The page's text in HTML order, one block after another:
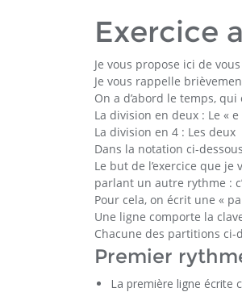
Exercice
Je vous propose ici de
Je vous rappelle
On a d’abord le temps,
La division en deux : Le «
La division en 4 : Les
Dans la notation ci-
Le but de l’exercice que
parlant un autre rythme :
Pour cela, on écrit une «
Une ligne comporte la
Chacune des partitions
Premier
La première ligne écrite